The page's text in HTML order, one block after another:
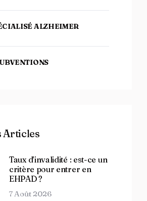
ALZHEIMER
Articles
Taux d’invalidité : est-ce un
critère pour entrer en
EHPAD ?
7 Août 2026